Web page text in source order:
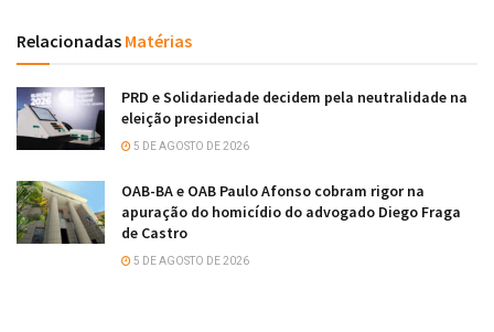
Relacionadas Matérias
PRD e Solidariedade decidem pela neutralidade na
eleição presidencial
5 DE AGOSTO DE 2026
OAB-BA e OAB Paulo Afonso cobram rigor na
apuração do homicídio do advogado Diego Fraga
de Castro
5 DE AGOSTO DE 2026